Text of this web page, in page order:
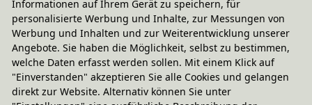
Informationen auf Ihrem Gerät zu speichern, für
personalisierte Werbung und Inhalte, zur Messungen von
Werbung und Inhalten und zur Weiterentwicklung unserer
Angebote. Sie haben die Möglichkeit, selbst zu bestimmen,
welche Daten erfasst werden sollen. Mit einem Klick auf
"Einverstanden" akzeptieren Sie alle Cookies und gelangen
direkt zur Website. Alternativ können Sie unter